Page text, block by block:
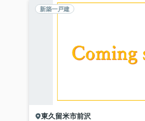
新築一戸建
東久留米市前沢